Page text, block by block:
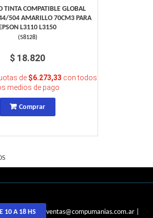
TINTA COMPATIBLE GLOBAL
504 AMARILLO 70CM3 PARA
L3110 L3150
(58128)
$ 18.820
de $6.273,33 con todos
medios de pago
Comprar
10 A 18 HS ventas@compumanias.com.ar|